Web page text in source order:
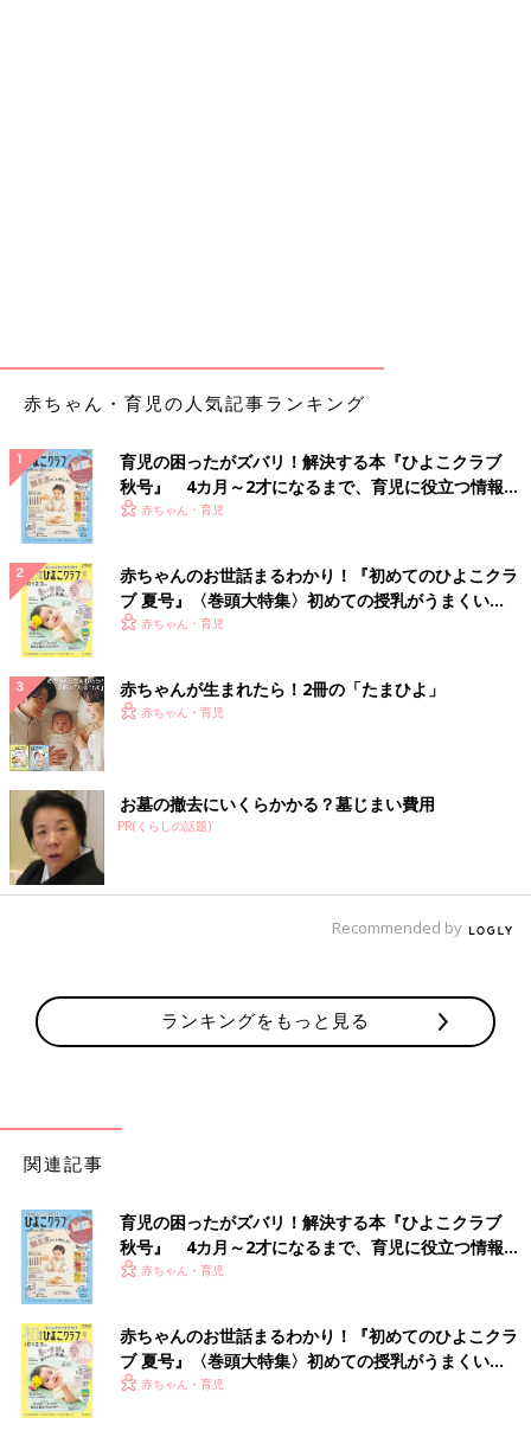
持しやすいのもウォールトレーニングの特徴です。左右の可動域
ようなトラブルを回避しやすくなります。
ウォールトレーニングのやり方
赤ちゃん・育児の人気記事ランキング
育児の困ったがズバリ！解決する本『ひよこクラブ
秋号』 4カ月～2才になるまで、育児に役立つ情報が
いっぱい！
赤ちゃん・育児
赤ちゃんのお世話まるわかり！『初めてのひよこクラ
ブ 夏号』〈巻頭大特集〉初めての授乳がうまくい
く！ おっぱい・ミルクの基本と夏のトラブル 解決テ
赤ちゃん・育児
赤ちゃんが生まれたら！2冊の「たまひよ」
赤ちゃん・育児
お墓の撤去にいくらかかる？墓じまい費用
PR(くらしの話題)
Recommended by
ランキングをもっと見る
関連記事
育児の困ったがズバリ！解決する本『ひよこクラブ
秋号』 4カ月～2才になるまで、育児に役立つ情報が
いっぱい！
赤ちゃん・育児
赤ちゃんのお世話まるわかり！『初めてのひよこクラ
ブ 夏号』〈巻頭大特集〉初めての授乳がうまくい
く！ おっぱい・ミルクの基本と夏のトラブル 解決テ
赤ちゃん・育児